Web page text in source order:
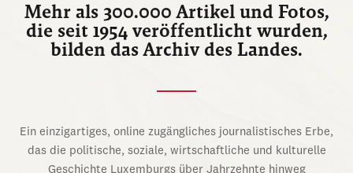
Mehr als 300.000 Artikel und Fotos,
die seit 1954 veröffentlicht wurden,
bilden das Archiv des Landes.
Ein einzigartiges, online zugängliches journalistisches Erbe,
das die politische, soziale, wirtschaftliche und kulturelle
Geschichte Luxemburgs über Jahrzehnte hinweg